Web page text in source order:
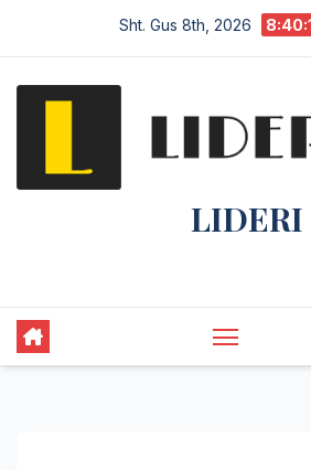
Sht. Gus 8th, 2026
LIDERI